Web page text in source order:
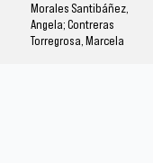
Morales Santibáñez,
Angela; Contreras
Torregrosa, Marcela